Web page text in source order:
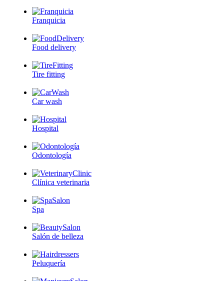
Franquicia
Food delivery
Tire fitting
Car wash
Hospital
Odontología
Clínica veterinaria
Spa
Salón de belleza
Peluquería